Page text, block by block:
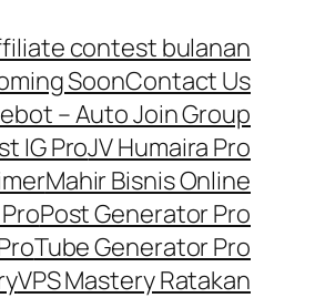
contest bulanan
SoonContact Us
– Auto Join Group
IG ProJV Humaira Pro
Mahir Bisnis Online
Post Generator Pro
Tube Generator Pro
VPS Mastery Ratakan